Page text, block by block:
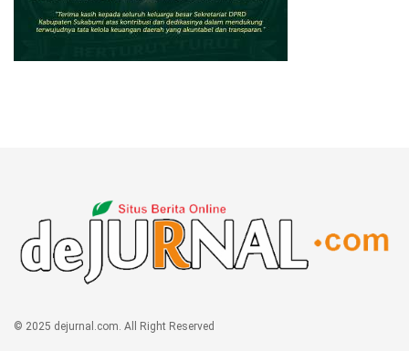
© 2025 dejurnal.com. All Right Reserved